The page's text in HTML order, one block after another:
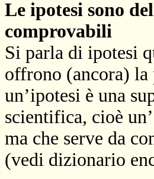
Le ipotesi sono
comprovabili
Si parla di ipotesi
offrono (ancora) la
un’ipotesi è una
scientifica, cioè
ma che serve da
(vedi dizionario